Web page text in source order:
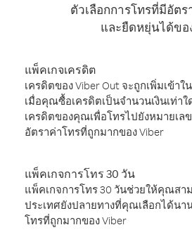
ตัวเลือกการโทรที่มีอัตร
และยืดหยุ่นได้ขอ
แพ็คเกจเครดิต
เครดิตของ Viber Out จะถูกเพิ่มเข้า
เมื่อคุณซื้อเครดิตเป็นจำนวนเงินเท่า
เครดิตของคุณเพื่อโทรไปยังหมายเล
อัตราค่าโทรที่ถูกมากของ Viber
แพ็คเกจการโทร 30 วัน
แพ็คเกจการโทร 30 วันช่วยให้คุณสา
ประเทศยังปลายทางที่คุณเลือกได้นา
โทรที่ถูกมากของ Viber